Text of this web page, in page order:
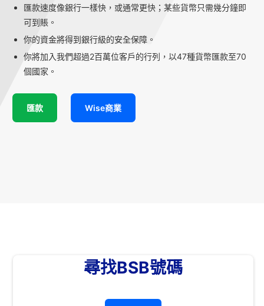
匯款速度像銀行一樣快，或通常更快；某些貨幣只需幾分鐘即
可到賬。
你的資金將得到銀行級的安全保障。
你將加入我們超過2百萬位客戶的行列，以47種貨幣匯款至70
個國家。
匯款 Wise商業
尋找BSB號碼